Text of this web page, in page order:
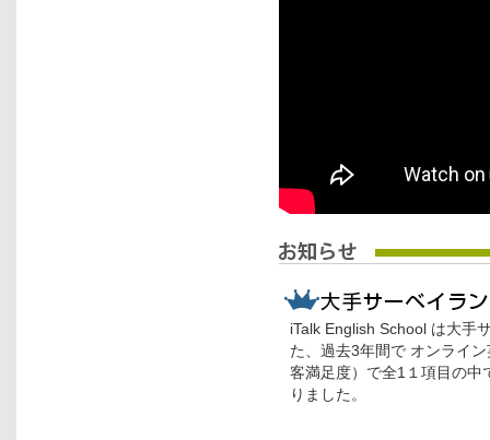
iTalk English School は大手
た、過去3年間で オンライ
客満足度）で全1１項目の中
りました。